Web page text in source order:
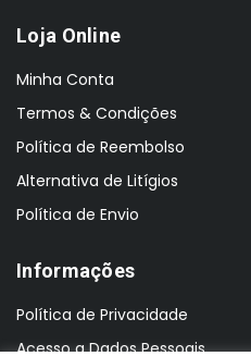
Loja Online
Minha Conta
Termos & Condições
Política de Reembolso
Alternativa de Litígios
Política de Envio
Informações
Política de Privacidade
Acesso a Dados Pessoais